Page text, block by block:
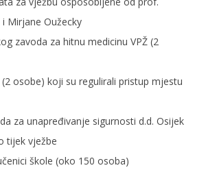
Mirjane Oužecky
zavoda za hitnu medicinu VPŽ (2
(2 osobe) koji su regulirali pristup mjestu
za unapređivanje sigurnosti d.d. Osijek
tijek vježbe
škole (oko 150 osoba)